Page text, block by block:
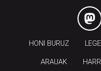
HONI BURUZ
ARAUAK